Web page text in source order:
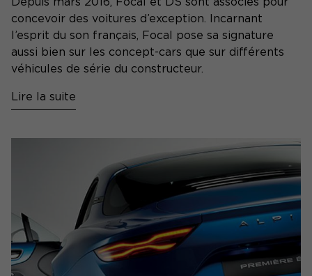
concevoir des voitures d’exception. Incarnant
l’esprit du son français, Focal pose sa signature
aussi bien sur les concept-cars que sur différents
véhicules de série du constructeur.
Lire la suite